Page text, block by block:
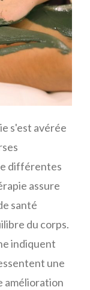
s'est avérée
différentes
assure
santé
du corps.
indiquent
une
amélioration